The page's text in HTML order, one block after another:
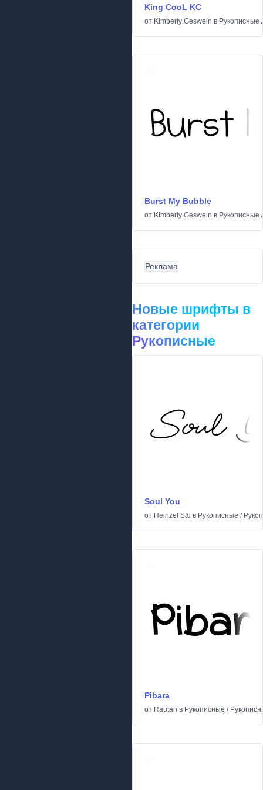
King CooL KC
от Kimberly Geswein в Рукописные
Burst My Bubble
от Kimberly Geswein в Рукописные
Реклама
Новые шрифты в
категории
Рукописные
Soul You
от Heinzel Std в Рукописные /
Pibara
от Rautan в Рукописные /